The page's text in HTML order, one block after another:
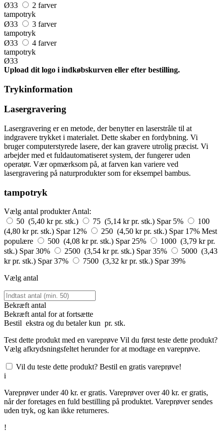
Ø33
2 farver
tampotryk
Ø33
3 farver
tampotryk
Ø33
4 farver
tampotryk
Ø33
Upload dit logo i indkøbskurven eller efter bestilling.
Trykinformation
Lasergravering
Lasergravering er en metode, der benytter en laserstråle til at
indgravere trykket i materialet. Dette skaber en fordybning. Vi
bruger computerstyrede lasere, der kan gravere utrolig præcist. Vi
arbejder med et fuldautomatiseret system, der fungerer uden
operatør. Vær opmærksom på, at farven kan variere ved
lasergravering på naturprodukter som for eksempel bambus.
tampotryk
Vælg antal produkterAntal:
50 (5,40 kr pr. stk.)
75 (5,14 kr pr. stk.) Spar 5%
100
(4,80 kr pr. stk.) Spar 12% 250 (4,50 kr pr. stk.) Spar 17% Mest
populære
500 (4,08 kr pr. stk.) Spar 25%
1000 (3,79 kr pr.
stk.) Spar 30% 2500 (3,54 kr pr. stk.) Spar 35%
5000 (3,43
kr pr. stk.) Spar 37% 7500 (3,32 kr pr. stk.) Spar 39%
Vælg antal
Bekræft antal
Bekræft antal for at fortsætte
Bestil ekstra og du betaler kun pr. stk.
Test dette produkt med en vareprøve Vil du først teste dette produkt?
Vælg afkrydsningsfeltet herunder for at modtage en vareprøve.
Vil du teste dette produkt? Bestil en gratis vareprøve!
i
Vareprøver under 40 kr. er gratis. Vareprøver over 40 kr. er gratis,
når der foretages en fuld bestilling på produktet. Vareprøver sendes
uden tryk, og kan ikke returneres.
!